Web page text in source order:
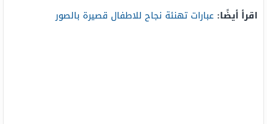
اقرأ أيضًا: عبارات تهنئة نجاح للاطفال قصيرة بالصور